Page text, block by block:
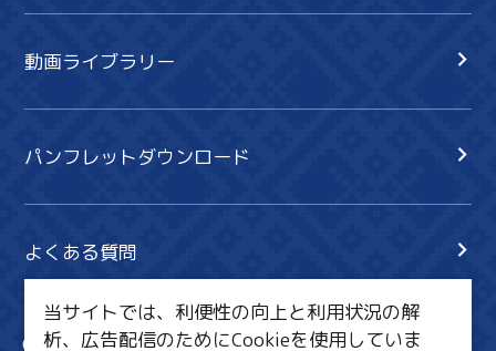
動画ライブラリー
パンフレットダウンロード
よくある質問
当サイトでは、利便性の向上と利用状況の解
析、広告配信のためにCookieを使用していま